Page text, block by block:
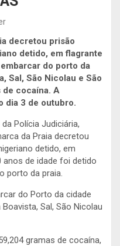
decretou prisão
detido, em flagrante
do porto da
Sal, São Nicolau e São
de cocaína. A
dia 3 de outubro.
Polícia Judiciária,
da Praia decretou
detido, em
de idade foi detido
porto da praia.
do Porto da cidade
Sal, São Nicolau
gramas de cocaína,